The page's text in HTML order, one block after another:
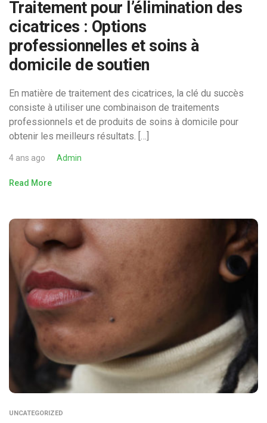
Traitement pour l’élimination des
cicatrices : Options
professionnelles et soins à
domicile de soutien
En matière de traitement des cicatrices, la clé du succès
consiste à utiliser une combinaison de traitements
professionnels et de produits de soins à domicile pour
obtenir les meilleurs résultats. […]
4 ans ago Admin
Read More
UNCATEGORIZED